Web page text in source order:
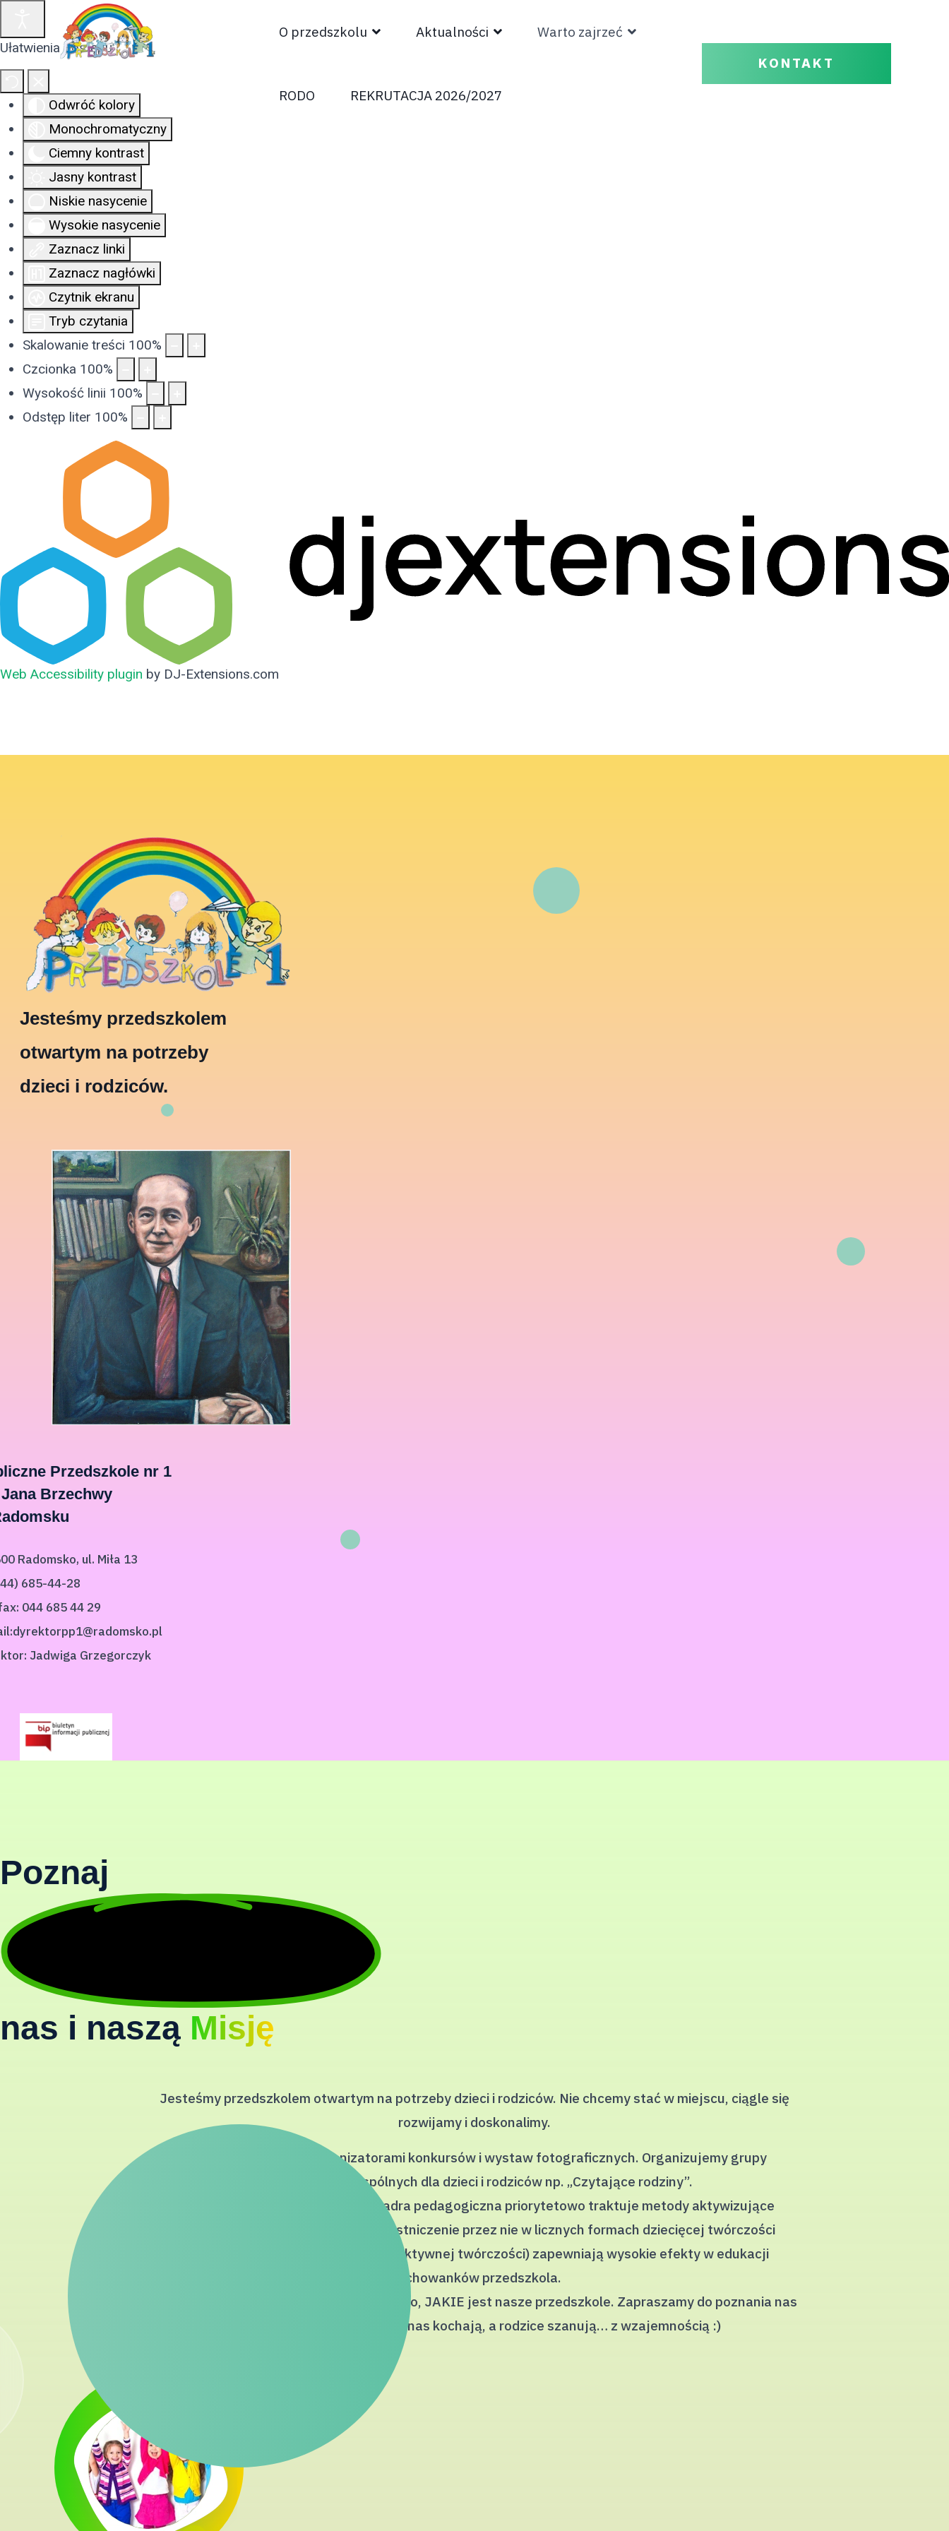
Ułatwienia dostępu
Odwróć kolory
Monochromatyczny
Ciemny kontrast
Jasny kontrast
Niskie nasycenie
Wysokie nasycenie
Zaznacz linki
Zaznacz nagłówki
Czytnik ekranu
Tryb czytania
Skalowanie treści 100%
Czcionka 100%
Wysokość linii 100%
Odstęp liter 100%
Web Accessibility plugin by DJ-Extensions.com
KONTAKT
O przedszkolu Aktualności Warto zajrzeć
RODO REKRUTACJA 2026/2027
Jesteśmy przedszkolem
otwartym na potrzeby
dzieci i rodziców.
Przedszkole nr 1
Brzechwy
Radomsko, ul. Miła 13
685-44-28
044 685 44 29
Jadwiga Grzegorczyk
Poznaj
nas i naszą Misję
Jesteśmy przedszkolem otwartym na potrzeby dzieci i rodziców. Nie chcemy stać w miejscu, ciągle się
rozwijamy i doskonalimy.
Jesteśmy autorami i organizatorami konkursów i wystaw fotograficznych. Organizujemy grupy
zainteresowań wspólnych dla dzieci i rodziców np. „Czytające rodziny”.
Nasza wysoko wykwalifikowana kadra pedagogiczna priorytetowo traktuje metody aktywizujące
proces nauczania dziecka oraz uczestniczenie przez nie w licznych formach dziecięcej twórczości
(happeningi, ekomitingi, warsztaty aktywnej twórczości) zapewniają wysokie efekty w edukacji
wychowanków przedszkola.
To jednak tylko teoretyczny wstęp do tego, JAKIE jest nasze przedszkole. Zapraszamy do poznania nas
i przekonania się za co dzieci nas kochają, a rodzice szanują… z wzajemnością :)